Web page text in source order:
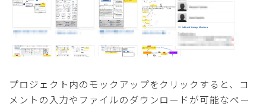
プロジェクト内のモックアップをクリックすると、コ
メントの入力やファイルのダウンロードが可能なペー